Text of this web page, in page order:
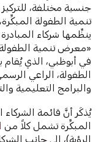
جنسية مختلفة،
تنمية الطفولة
ينظِّمها شركاء
في أبوظبي، الذي يُقام
الطفولة، الراعي
والبرامج التعليمية
يُذكَر أنَّ قائمة الشركاء
المبكِّرة تشمل كلاً من
الرؤية)، إلى جانب